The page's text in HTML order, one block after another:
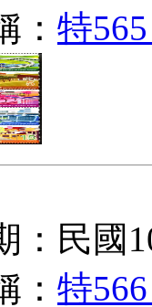
： 特
：民國
： 特